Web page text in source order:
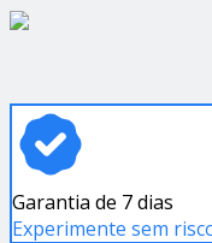
Garantia de 7 dias
Experimente sem